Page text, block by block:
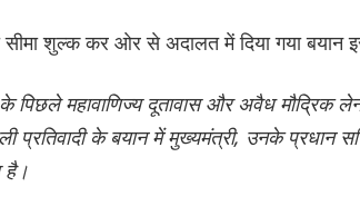
शुल्क कर ओर से अदालत में दिया गया बयान
पिछले महावाणिज्य दूतावास और अवैध मौद्रिक
प्रतिवादी के बयान में मुख्यमंत्री, उनके प्रधान
है।